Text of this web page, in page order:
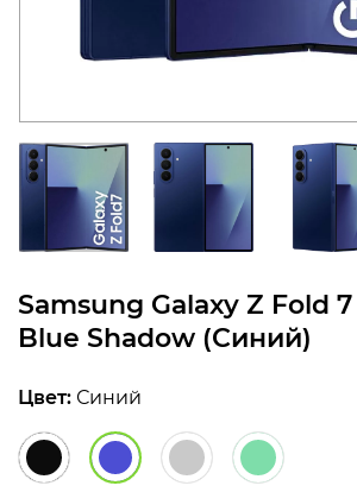
Samsung Galaxy Z Fold
Blue Shadow (Синий)
Цвет: Синий
+7 812 318-40-14
(c 10:00 до 21:00, без
выходных)